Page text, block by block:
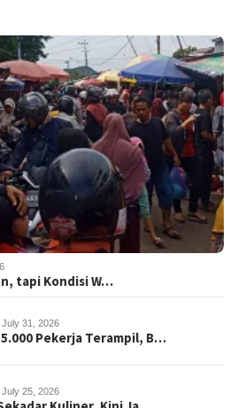
tapi Kondisi W…
July 31, 2026
Pekerja Terampil, B…
July 25, 2026